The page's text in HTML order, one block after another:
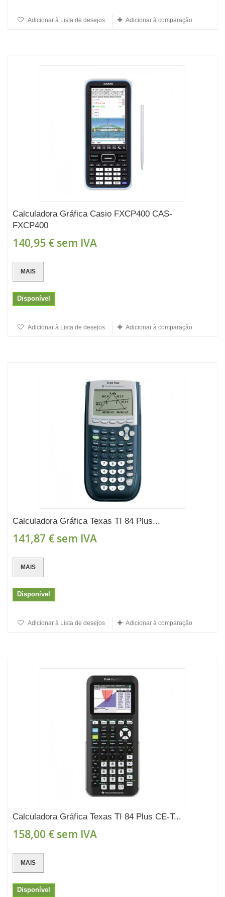
Adicionar à Lista de desejos Adicionar à comparação
Calculadora Gráfica Casio FXCP400 CAS-
FXCP400
140,95 € sem IVA
MAIS
Disponível
Adicionar à Lista de desejos Adicionar à comparação
Calculadora Gráfica Texas TI 84 Plus...
141,87 € sem IVA
MAIS
Disponível
Adicionar à Lista de desejos Adicionar à comparação
Calculadora Gráfica Texas TI 84 Plus CE-T...
158,00 € sem IVA
MAIS
Disponível